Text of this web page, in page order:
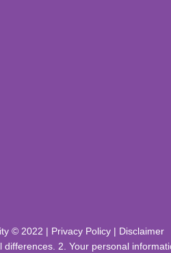
© 2022 | Privacy Policy | Disclaimer
2. Your personal